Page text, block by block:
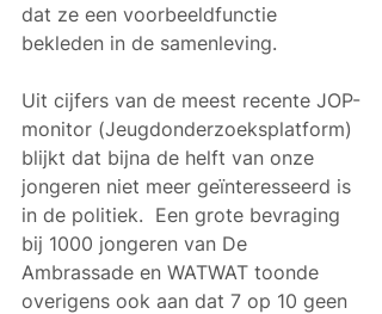
dat ze een voorbeeldfunctie
bekleden in de samenleving.
Uit cijfers van de meest recente JOP-
monitor (Jeugdonderzoeksplatform)
blijkt dat bijna de helft van onze
jongeren niet meer geïnteresseerd is
in de politiek.  Een grote bevraging
bij 1000 jongeren van De
Ambrassade en WATWAT toonde
overigens ook aan dat 7 op 10 geen